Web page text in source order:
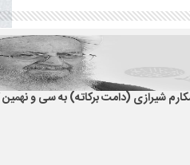
شیرازی (دامت برکاته) به سی و